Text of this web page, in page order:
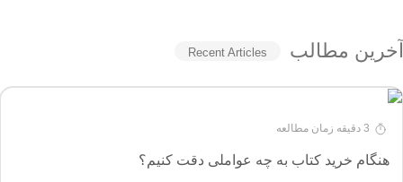
مطالب Recent Articles
3 دقیقه زمان مطالعه
هنگام خرید کتاب به چه عواملی دقت کنیم؟